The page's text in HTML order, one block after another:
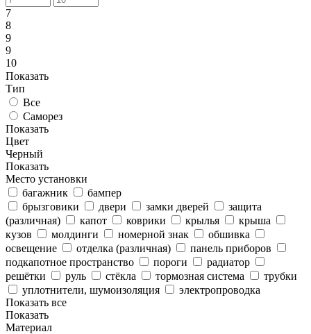
7
8
9
9
10
Показать
Тип
Все
Саморез
Показать
Цвет
Черный
Показать
Место установки
багажник
бампер
брызговики
двери замки дверей
защита
(различная)
капот коврики крылья
крыша
кузов
молдинги номерной знак
обшивка
освещение
отделка (различная)
панель приборов
подкапотное пространство
пороги
радиатор
решётки
руль стёкла тормозная система
трубки
уплотнители, шумоизоляция
электропроводка
Показать все
Показать
Материал